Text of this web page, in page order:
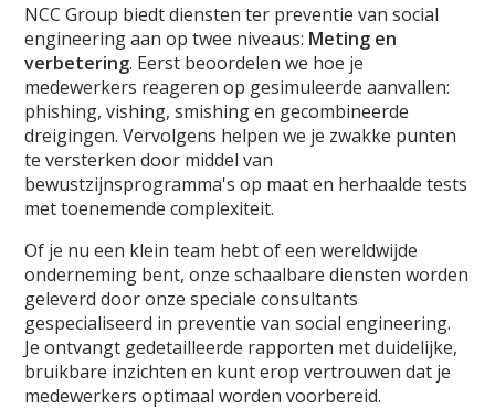
NCC Group biedt diensten ter preventie van social
engineering aan op twee niveaus: Meting en
verbetering. Eerst beoordelen we hoe je
medewerkers reageren op gesimuleerde aanvallen:
phishing, vishing, smishing en gecombineerde
dreigingen. Vervolgens helpen we je zwakke punten
te versterken door middel van
bewustzijnsprogramma's op maat en herhaalde tests
met toenemende complexiteit.
Of je nu een klein team hebt of een wereldwijde
onderneming bent, onze schaalbare diensten worden
geleverd door onze speciale consultants
gespecialiseerd in preventie van social engineering.
Je ontvangt gedetailleerde rapporten met duidelijke,
bruikbare inzichten en kunt erop vertrouwen dat je
medewerkers optimaal worden voorbereid.